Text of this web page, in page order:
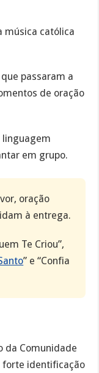
música católica
passaram a
de oração
linguagem
em grupo.
oração
à entrega.
Te Criou”,
” e “Confia
da Comunidade
forte identificação